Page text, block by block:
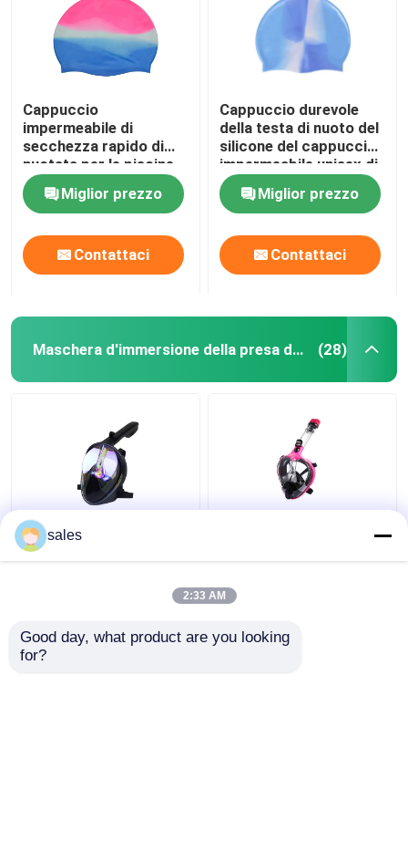
Cappuccio
impermeabile di
secchezza rapido di
nuotata per le piscine
delle stazioni balneari
Miglior prezzo
Contattaci
Cappuccio durevole
della testa di nuoto del
silicone del cappuccio
impermeabile unisex di
nuotata
Miglior prezzo
Contattaci
Maschera d'immersione della presa d'aria (28)
Silicone occhiali di
protezione del fronte
immersione subacquea
di presa d'aria facendo
d'aria di osservazione
panoramica di 180
sales
2:33 AM
Good day, what product are you looking
for?